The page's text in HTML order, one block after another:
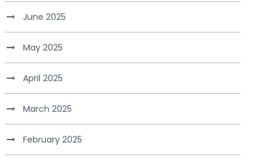
June 2025
May 2025
April 2025
March 2025
February 2025